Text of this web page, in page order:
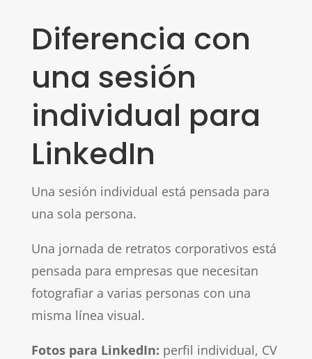
Diferencia con
una sesión
individual para
LinkedIn
Una sesión individual está pensada para
una sola persona.
Una jornada de retratos corporativos está
pensada para empresas que necesitan
fotografiar a varias personas con una
misma línea visual.
Fotos para LinkedIn: perfil individual, CV